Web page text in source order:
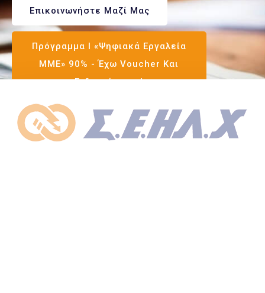
Επικοινωνήστε Μαζί Μας
Πρόγραμμα I «Ψηφιακά Εργαλεία
ΜΜΕ» 90% - Έχω Voucher Και
Ενδιαφέρομαι!